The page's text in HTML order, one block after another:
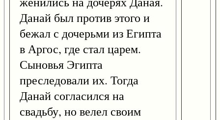
Данай был против этого и
бежал с дочерьми из Египта
в Аргос, где стал царем.
Сыновья Эгипта
преследовали их. Тогда
Данай согласился на
свадьбу, но велел своим